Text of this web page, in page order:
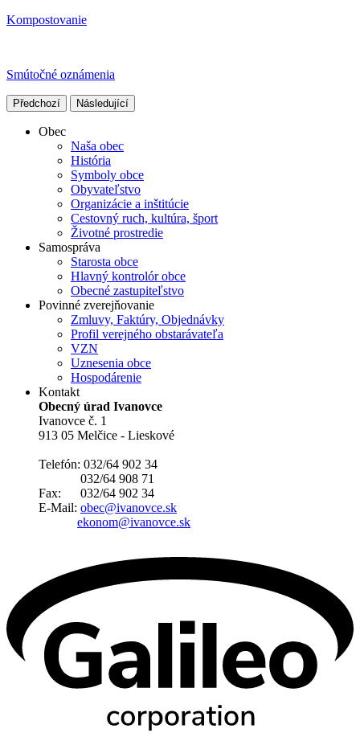
Kompostovanie
Smútočné oznámenia
Předchozí Následující
Obec
Naša obec
História
Symboly obce
Obyvateľstvo
Organizácie a inštitúcie
Cestovný ruch, kultúra, šport
Životné prostredie
Samospráva
Starosta obce
Hlavný kontrolór obce
Obecné zastupiteľstvo
Povinné zverejňovanie
Zmluvy, Faktúry, Objednávky
Profil verejného obstarávateľa
VZN
Uznesenia obce
Hospodárenie
Kontakt
Obecný úrad Ivanovce
Ivanovce č. 1
913 05 Melčice - Lieskové
Telefón: 032/64 902 34
032/64 908 71
Fax: 032/64 902 34
E-Mail: obec@ivanovce.sk
ekonom@ivanovce.sk